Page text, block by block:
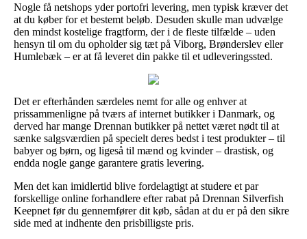
Nogle få netshops yder portofri levering, men typisk kræver det
at du køber for et bestemt beløb. Desuden skulle man udvælge
den mindst kostelige fragtform, der i de fleste tilfælde – uden
hensyn til om du opholder sig tæt på Viborg, Brønderslev eller
Humlebæk – er at få leveret din pakke til et udleveringssted.
Det er efterhånden særdeles nemt for alle og enhver at
prissammenligne på tværs af internet butikker i Danmark, og
derved har mange Drennan butikker på nettet været nødt til at
sænke salgsværdien på specielt deres bedst i test produkter – til
babyer og børn, og ligeså til mænd og kvinder – drastisk, og
endda nogle gange garantere gratis levering.
Men det kan imidlertid blive fordelagtigt at studere et par
forskellige online forhandlere efter rabat på Drennan Silverfish
Keepnet før du gennemfører dit køb, sådan at du er på den sikre
side med at indhente den prisbilligste pris.